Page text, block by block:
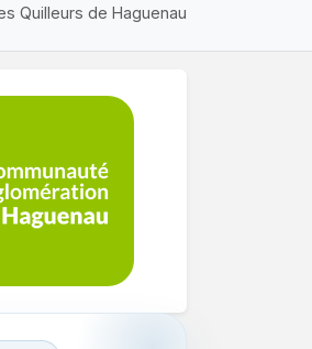
Quilleurs de Haguenau